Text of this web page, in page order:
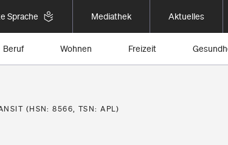
Sprache Mediathek Aktuelles
Beruf Wohnen Freizeit
(HSN: 8566, TSN: APL)